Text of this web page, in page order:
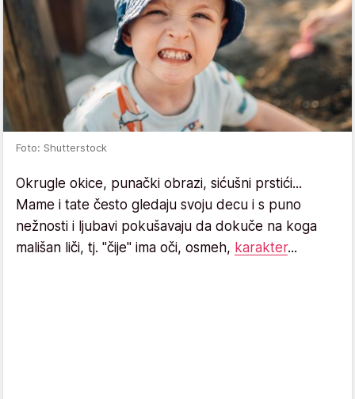
Foto: Shutterstock
Okrugle okice, punački obrazi, sićušni prstići...
Mame i tate često gledaju svoju decu i s puno
nežnosti i ljubavi pokušavaju da dokuče na koga
mališan liči, tj. "čije" ima oči, osmeh, karakter...